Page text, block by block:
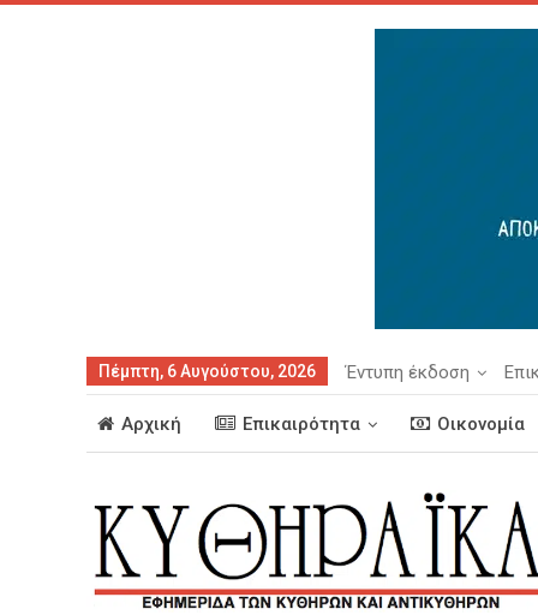
Πέμπτη, 6 Αυγούστου, 2026 Έντυπη έκδοση
Αρχική Επικαιρότητα Οικονομία